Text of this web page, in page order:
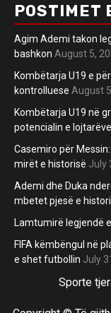
POSTIMET
Agim Ademi takon
bashkon August 5,
Kombëtarja U19 e
kontrolluese August
Kombëtarja U19 në
potencialin e
Casemiro për
mirët e historisë July
Ademi dhe Duka
mbetet pjesë e
Lamtumirë legjendë
FIFA këmbëngul në
e shet futbollin July
Sporte